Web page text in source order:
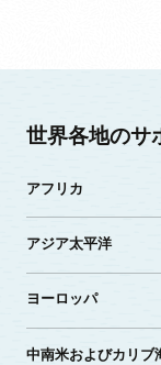
世界各地のサ
アフリカ
アジア太平洋
ヨーロッパ
中南米およびカリブ